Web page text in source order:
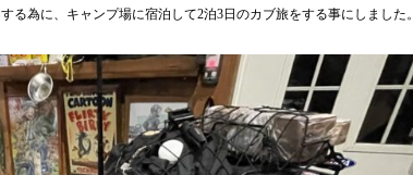
る為に、キャンプ場に宿泊して2泊3日のカブ旅をする事にしました。